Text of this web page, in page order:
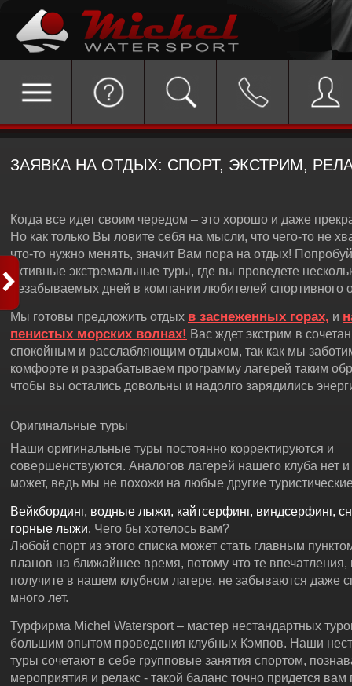
ЗАЯВКА НА ОТДЫХ: СПОРТ, ЭКСТРИМ,
Когда все идет своим чередом – это хорошо и даже
Но как только Вы ловите себя на мысли, что чего-то не
что-то нужно менять, значит Вам пора на отдых!
активные экстремальные туры, где вы проведете
незабываемых дней в компании любителей спортивного
Мы готовы предложить отдых в заснеженных горах, и
пенистых морских волнах! Вас ждет экстрим в
спокойным и расслабляющим отдыхом, так как мы
комфорте и разрабатываем программу лагерей таким
чтобы вы остались довольны и надолго зарядились
Оригинальные туры
Наши оригинальные туры постоянно корректируются и
совершенствуются. Аналогов лагерей нашего клуба нет
может, ведь мы не похожи на любые другие
Вейкбординг, водные лыжи, кайтсерфинг, виндсерфинг,
горные лыжи. Чего бы хотелось вам?
Любой спорт из этого списка может стать главным
планов на ближайшее время, потому что те
получите в нашем клубном лагере, не забываются даже
много лет.
Турфирма Michel Watersport – мастер нестандартных
большим опытом проведения клубных Кэмпов. Наши
туры сочетают в себе групповые занятия спортом,
мероприятия и релакс - такой баланс точно придется